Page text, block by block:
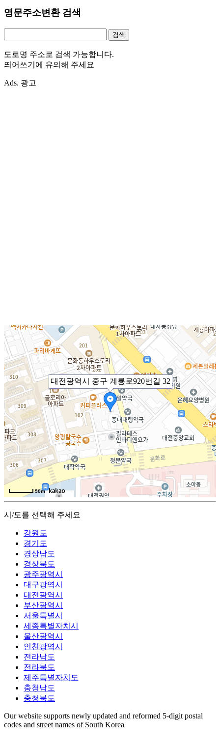
영문주소변환 검색
도로명 주소로 검색 가능합니다.
띄어쓰기에 유의해 주세요
Ads. 광고
대전광역시 중구 계룡로920번길 32
50m
시/도를 선택해 주세요
강원도
경기도
경상남도
경상북도
광주광역시
대구광역시
대전광역시
부산광역시
서울특별시
세종특별자치시
울산광역시
인천광역시
전라남도
전라북도
제주특별자치도
충청남도
충청북도
Our website supports newly updated and reformed 5-digit postal
codes and street names of South Korea